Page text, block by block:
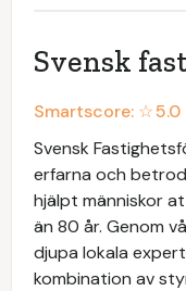
Svensk
Smartscore: ☆5.0
Svensk
erfarna och
hjälpt människor
än 80 år. Genom
djupa lokala
kombination av